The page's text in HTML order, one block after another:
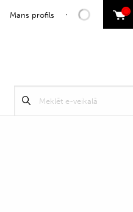
Mans profils 0
Meklēt